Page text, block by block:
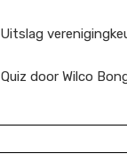
Uitslag
Quiz door Wilco